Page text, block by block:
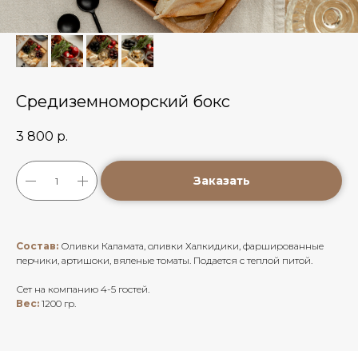
Средиземноморский бокс
3 800 р.
Заказать
Состав: Оливки Каламата, оливки Халкидики, фаршированные
перчики, артишоки, вяленые томаты. Подается с теплой питой.
Сет на компанию 4-5 гостей.
Вес: 1200 гр.